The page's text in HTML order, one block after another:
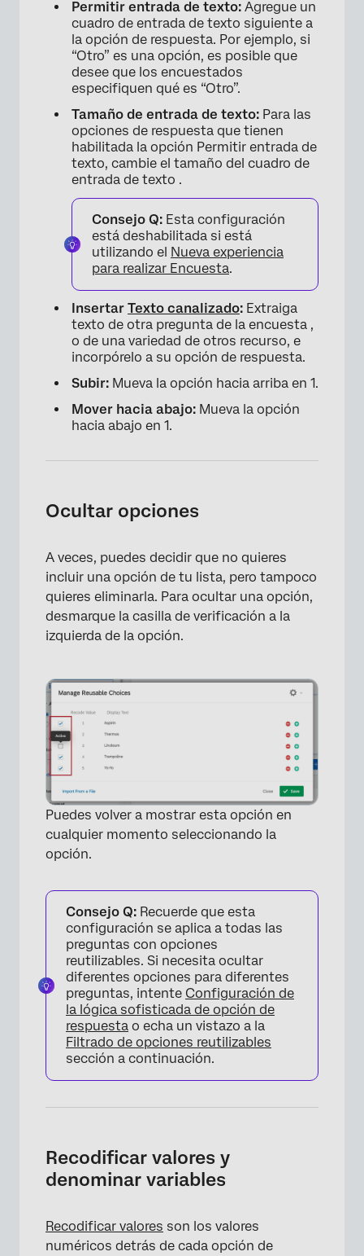
×
Permitir entrada de texto: Agregue un
cuadro de entrada de texto siguiente a
la opción de respuesta. Por ejemplo, si
“Otro” es una opción, es posible que
desee que los encuestados
especifiquen qué es “Otro”.
Tamaño de entrada de texto: Para las
opciones de respuesta que tienen
habilitada la opción Permitir entrada de
texto, cambie el tamaño del cuadro de
entrada de texto .
Consejo Q: Esta configuración
está deshabilitada si está
utilizando el Nueva experiencia
para realizar Encuesta.
Insertar Texto canalizado: Extraiga
texto de otra pregunta de la encuesta ,
o de una variedad de otros recurso, e
incorpórelo a su opción de respuesta.
Subir: Mueva la opción hacia arriba en 1.
Mover hacia abajo: Mueva la opción
hacia abajo en 1.
Ocultar opciones
A veces, puedes decidir que no quieres
incluir una opción de tu lista, pero tampoco
quieres eliminarla. Para ocultar una opción,
desmarque la casilla de verificación a la
izquierda de la opción.
Puedes volver a mostrar esta opción en
cualquier momento seleccionando la
opción.
Consejo Q: Recuerde que esta
configuración se aplica a todas las
preguntas con opciones
reutilizables. Si necesita ocultar
diferentes opciones para diferentes
preguntas, intente Configuración de
la lógica sofisticada de opción de
respuesta o echa un vistazo a la
Filtrado de opciones reutilizables
sección a continuación.
Recodificar valores y
denominar variables
Recodificar valores son los valores
numéricos detrás de cada opción de